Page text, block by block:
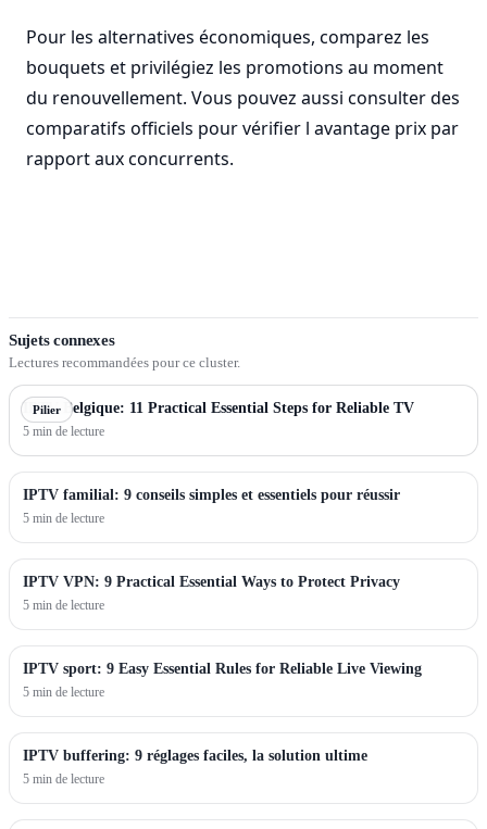
Pour les alternatives économiques, comparez les
bouquets et privilégiez les promotions au moment
du renouvellement. Vous pouvez aussi consulter des
comparatifs officiels pour vérifier l avantage prix par
rapport aux concurrents.
Sujets connexes
Lectures recommandées pour ce cluster.
Pilier
IPTV Belgique: 11 Practical Essential Steps for Reliable TV
5 min de lecture
IPTV familial: 9 conseils simples et essentiels pour réussir
5 min de lecture
IPTV VPN: 9 Practical Essential Ways to Protect Privacy
5 min de lecture
IPTV sport: 9 Easy Essential Rules for Reliable Live Viewing
5 min de lecture
IPTV buffering: 9 réglages faciles, la solution ultime
5 min de lecture